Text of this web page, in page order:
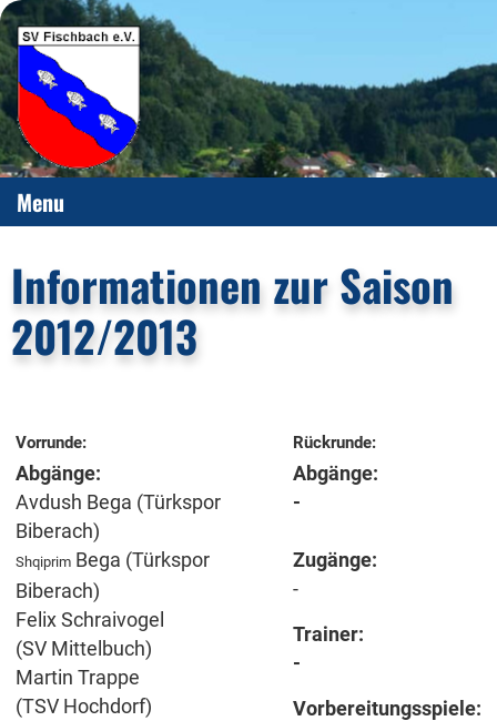
Menu
Informationen zur Saison
2012/2013
Vorrunde:
Abgänge:
Avdush Bega (Türkspor
Biberach)
Shqiprim Bega (Türkspor
Biberach)
Felix Schraivogel
(SV Mittelbuch)
Martin Trappe
(TSV Hochdorf)
Rückrunde:
Abgänge:
-
Zugänge:
-
Trainer:
-
Vorbereitungsspiele: